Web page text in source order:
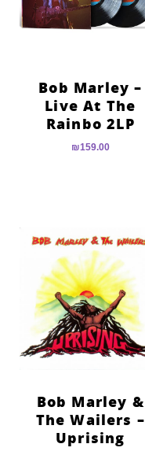
Bob Marley –
Live At The
Rainbo 2LP
₪159.00
Bob Marley &
The Wailers –
Uprising